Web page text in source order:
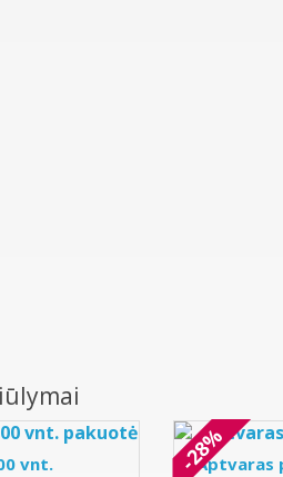
vnt.
-28%
Aptvaras